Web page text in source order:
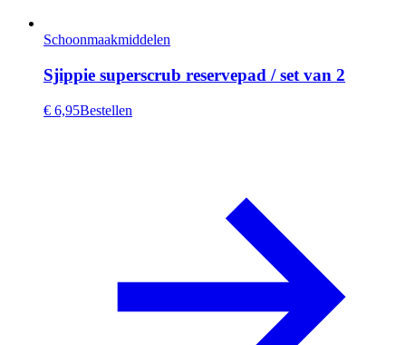
Schoonmaakmiddelen
Sjippie superscrub reservepad / set van 2
€ 6,95Bestellen